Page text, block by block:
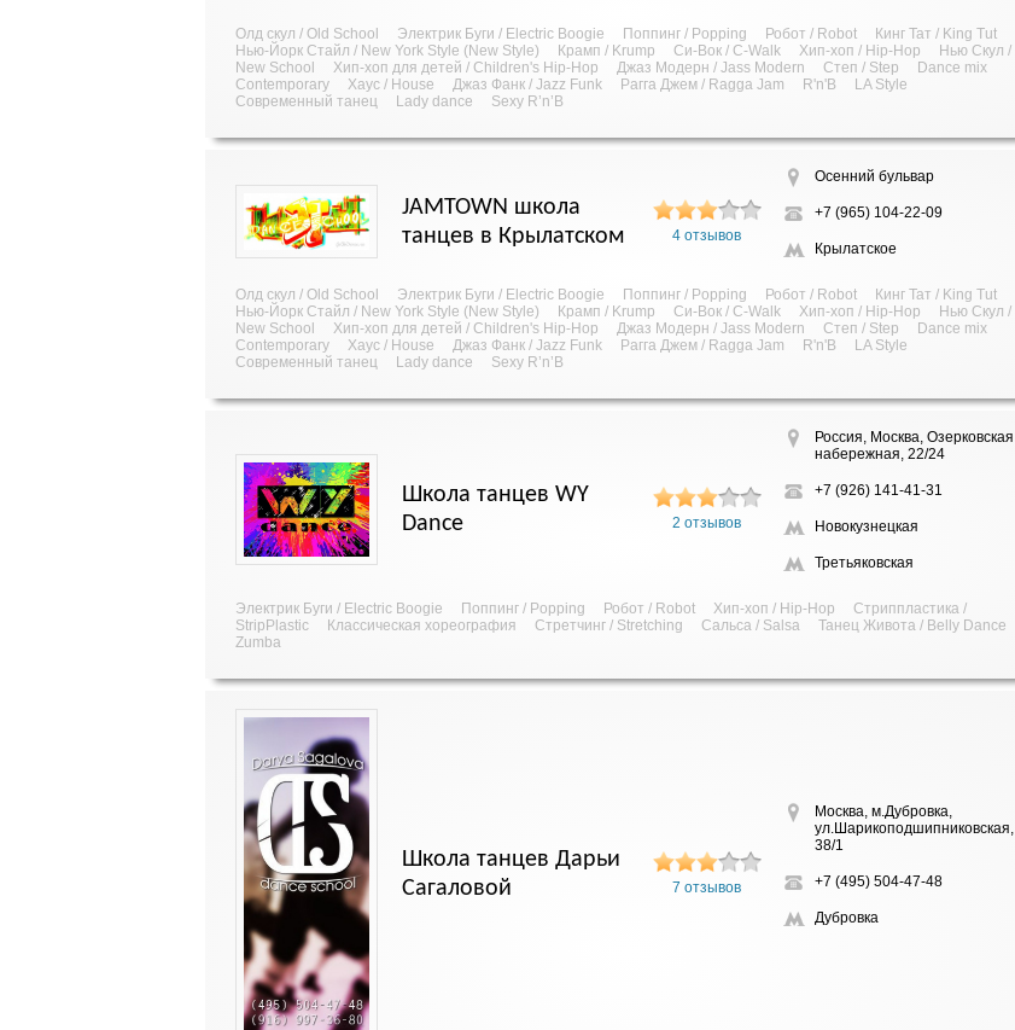
Олд скул / Old School Электрик Буги / Electric Boogie Поппинг / Popping Робот / Robot
Кинг Тат / King Tut
Нью-Йорк Стайл / New York Style (New Style)
Крамп / Krump Си-Вок / C-Walk Хип-хоп / Hip-Hop
Нью Скул /
New School
Хип-хоп для детей / Children's Hip-Hop Джаз Модерн / Jass Modern Степ / Step
Dance mix
Contemporary
Хаус / House Джаз Фанк / Jazz Funk Рагга Джем / Ragga Jam R'n'B
LA Style
Современный танец
Lady dance Sexy R’n’B
JAMTOWN школа
танцев в Крылатском
4 отзывов
Осенний бульвар
+7 (965) 104-22-09
Крылатское
Олд скул / Old School Электрик Буги / Electric Boogie Поппинг / Popping Робот / Robot
Кинг Тат / King Tut
Нью-Йорк Стайл / New York Style (New Style)
Крамп / Krump Си-Вок / C-Walk Хип-хоп / Hip-Hop
Нью Скул /
New School
Хип-хоп для детей / Children's Hip-Hop Джаз Модерн / Jass Modern Степ / Step
Dance mix
Contemporary
Хаус / House Джаз Фанк / Jazz Funk Рагга Джем / Ragga Jam R'n'B
LA Style
Современный танец
Lady dance Sexy R’n’B
Школа танцев WY
Dance
2 отзывов
Россия, Москва, Озерковская
набережная, 22/24
+7 (926) 141-41-31
Новокузнецкая
Третьяковская
Электрик Буги / Electric Boogie Поппинг / Popping Робот / Robot Хип-хоп / Hip-Hop
Стриппластика /
StripPlastic
Классическая хореография Стретчинг / Stretching Сальса / Salsa
Танец Живота / Belly Dance
Zumba
Школа танцев Дарьи
Сагаловой
7 отзывов
Москва, м.Дубровка,
ул.Шарикоподшипниковская,
38/1
+7 (495) 504-47-48
Дубровка